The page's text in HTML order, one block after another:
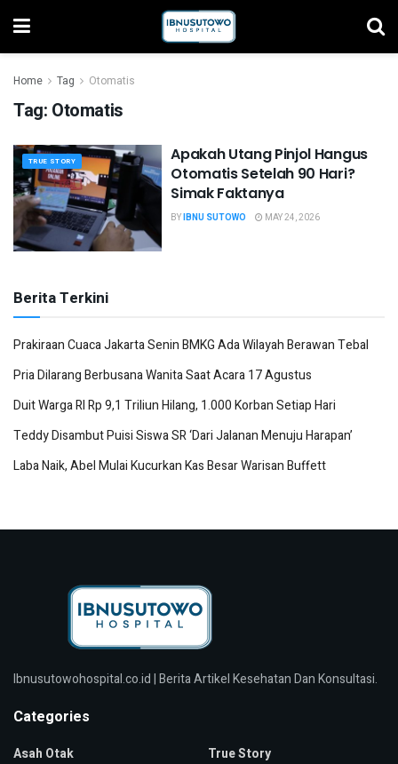
Home Tag Otomatis
Tag: Otomatis
TRUE STORY
Apakah Utang Pinjol Hangus
Otomatis Setelah 90 Hari?
Simak Faktanya
BYIBNU SUTOWO MAY 24, 2026
Berita Terkini
Prakiraan Cuaca Jakarta Senin BMKG Ada Wilayah Berawan Tebal
Pria Dilarang Berbusana Wanita Saat Acara 17 Agustus
Duit Warga RI Rp 9,1 Triliun Hilang, 1.000 Korban Setiap Hari
Teddy Disambut Puisi Siswa SR ‘Dari Jalanan Menuju Harapan’
Laba Naik, Abel Mulai Kucurkan Kas Besar Warisan Buffett
Ibnusutowohospital.co.id | Berita Artikel Kesehatan Dan Konsultasi.
Categories
Asah Otak
True Story